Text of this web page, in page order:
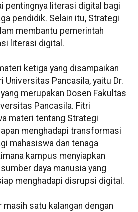
pentingnya literasi digital bagi
pendidik. Selain itu, Strategi
membantu pemerintah
literasi digital.
ketiga yang disampaikan
Universitas Pancasila, yaitu Dr.
merupakan Dosen Fakultas
Pancasila. Fitri
materi tentang Strategi
menghadapi transformasi
mahasiswa dan tenaga
kampus menyiapkan
daya manusia yang
menghadapi disrupsi digital.
satu kalangan dengan